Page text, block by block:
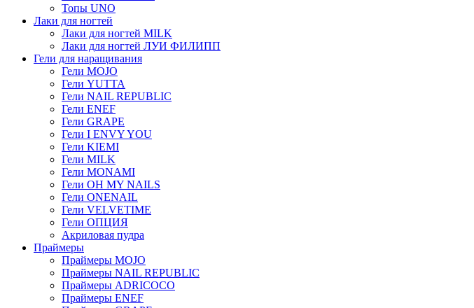
Топы UNO
Лаки для ногтей
Лаки для ногтей MILK
Лаки для ногтей ЛУИ ФИЛИПП
Гели для наращивания
Гели MOJO
Гели YUTTA
Гели NAIL REPUBLIC
Гели ENEF
Гели GRAPE
Гели I ENVY YOU
Гели KIEMI
Гели MILK
Гели MONAMI
Гели OH MY NAILS
Гели ONENAIL
Гели VELVETIME
Гели ОПЦИЯ
Акриловая пудра
Праймеры
Праймеры MOJO
Праймеры NAIL REPUBLIC
Праймеры ADRICOCO
Праймеры ENEF